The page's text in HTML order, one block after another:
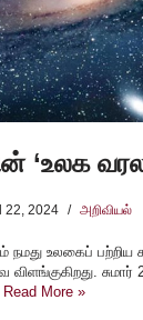
‘உலக
22, 2024 அறிவியல்
நமது உலகைப்
சுமார்
Read More »